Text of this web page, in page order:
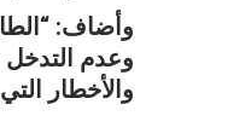
وأضاف:
وعدم
والأخطار